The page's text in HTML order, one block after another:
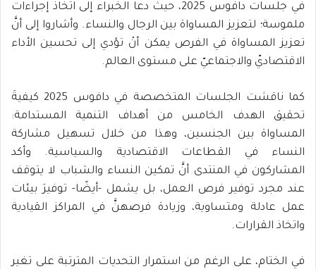
في جلسات دافوس 2025، حيث دعا الخبراء إلى اتخاذ إجراءات
ملموسة؛ لتعزيز المساواة بين الرجال والنساء. وأشاروا إلى أنَّ
تعزيز المساواة في الفرص يمكن أنْ تؤدي إلى تحسين الأداء
الاقتصاديّ والاجتماعيّ على مستوى العالم.
كما ناقشت الجلسات المتخصصة في دافوس 2025 كيفيةَ
تحقيق الهدف الخامس من أهداف التنمية المستدامة:
المساواة بين الجنسين، وهذا من خلال تسهيل مشاركة
النساء في القطاعات الاقتصادية والسياسية. وأكد
المشاركون في المنتدى أنَّ تمكين النساء والشباب لا يتوقف
عند مجرد توفير فرص العمل، بل يشمل -أيضًا- توفيرَ بيئات
عمل عادلة ومتساوية، وزيادة فرصهنَّ في المراكز القيادية
واتخاذ القرارات.
في الختام، على الرغم من استمرار التحديات المترتبة على تغير